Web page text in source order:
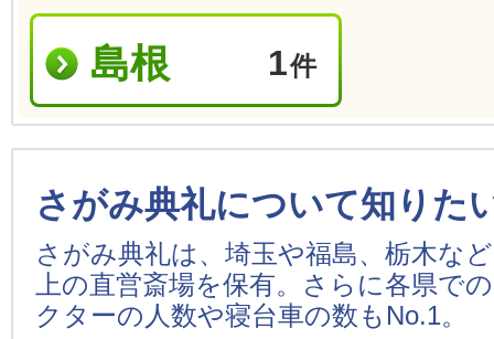
島根 1件
さがみ典礼について知りた
さがみ典礼は、埼玉や福島、栃木な
上の直営斎場を保有。さらに各県で
クターの人数や寝台車の数もNo.1。